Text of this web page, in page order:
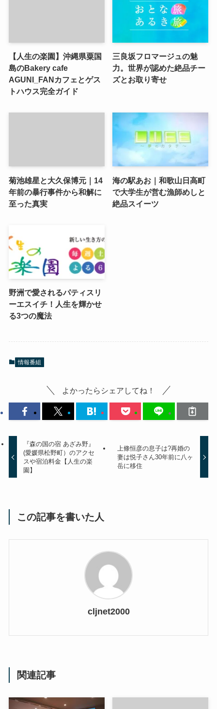
【人生の楽園】沖縄県粟国
島のBakery cafe
AGUNI_FANカフェとゲス
トハウス完全ガイド
三良坂フロマージュの魅
力。世界が認めた絶品チー
ズとお取り寄せ
菊池雄星と大久保博元｜14
年前の暴行事件から和解に
至った真実
海の駅あお｜和歌山日高町
で大学生が営む漁師めしと
絶品スイーツ
野洲で愛されるパティスリ
ーエスイチ！人生を輝かせ
る3つの魔法
情報番組
よかったらシェアしてね！
『森の国の宿 あざみ野』
(愛媛県松野町）のアクセ
スや宿泊料金【人生の楽
園】
上條恒彦の息子は?再婚の
妻は悦子さん30年前に八ヶ
岳に移住
この記事を書いた人
cljnet2000
関連記事